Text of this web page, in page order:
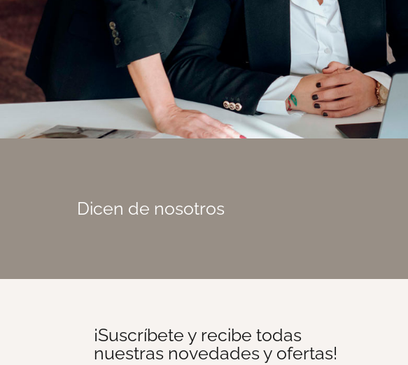
Dicen de nosotros
¡Suscríbete y recibe todas
nuestras novedades y ofertas!